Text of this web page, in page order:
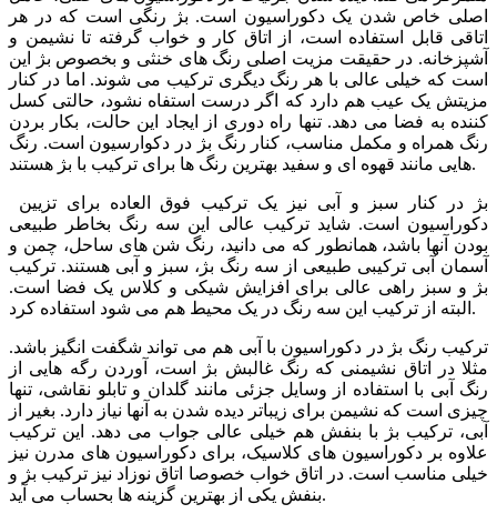
اصلی خاص شدن یک دکوراسیون است. بژ رنگی است که در هر
اتاقی قابل استفاده است، از اتاق کار و خواب گرفته تا نشیمن و
آشپزخانه. در حقیقت مزیت اصلی رنگ های خنثی و بخصوص بژ این
است که خیلی عالی با هر رنگ دیگری ترکیب می شوند. اما در کنار
مزیتش یک عیب هم دارد که اگر درست استفاه نشود، حالتی کسل
کننده به فضا می دهد. تنها راه دوری از ایجاد این حالت، بکار بردن
رنگ همراه و مکمل مناسب، کنار رنگ بژ در دکوارسیون است. رنگ
هایی مانند قهوه ای و سفید بهترین رنگ ها برای ترکیب با بژ هستند.
دکوراسیون است. شاید ترکیب عالی این سه رنگ بخاطر طبیعی
بودن آنها باشد، همانطور که می دانید، رنگ شن های ساحل، چمن و
آسمان آبی ترکیبی طبیعی از سه رنگ بژ، سبز و آبی هستند. ترکیب
بژ و سبز راهی عالی برای افزایش شیکی و کلاس یک فضا است.
البته از ترکیب این سه رنگ در یک محیط هم می شود استفاده کرد.
ترکیب رنگ بژ در دکوراسیون با آبی هم می تواند شگفت انگیز باشد.
مثلا در اتاق نشیمنی که رنگ غالبش بژ است، آوردن رگه هایی از
رنگ آبی با استفاده از وسایل جزئی مانند گلدان و تابلو نقاشی، تنها
چیزی است که نشیمن برای زیباتر دیده شدن به آنها نیاز دارد. بغیر از
آبی، ترکیب بژ با بنفش هم خیلی عالی جواب می دهد. این ترکیب
علاوه بر دکوراسیون های کلاسیک، برای دکوراسیون های مدرن نیز
خیلی مناسب است. در اتاق خواب خصوصا اتاق نوزاد نیز ترکیب بژ و
بنفش یکی از بهترین گزینه ها بحساب می آید.